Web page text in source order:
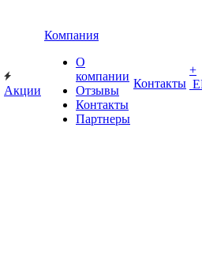
Акции
Компания
О
компании
Отзывы
Контакты
Партнеры
Контакты
+